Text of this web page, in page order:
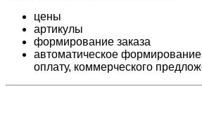
цены
артикулы
формирование заказа
автоматическое
оплату, коммерческого